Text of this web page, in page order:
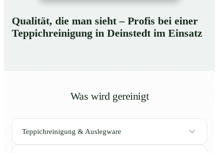
Qualität, die man sieht – Profis bei einer
Teppichreinigung in Deinstedt im Einsatz
Was wird gereinigt
Teppichreinigung & Auslegware